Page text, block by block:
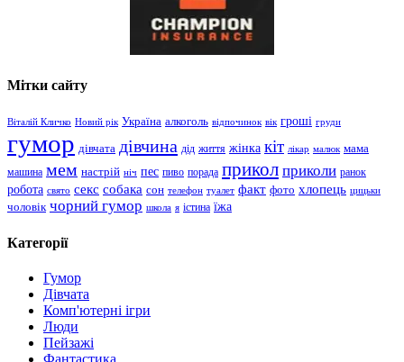
Мітки сайту
Віталій Кличко Новий рік Україна алкоголь відпочинок вік гроші груди
гумор дівчата дівчина дід життя жінка кіт лікар малюк мама
машина мем настрій ніч пес пиво порада прикол приколи ранок
робота свято секс собака сон телефон туалет факт фото хлопець цицьки
чоловік чорний гумор школа я істина їжа
Категорії
Гумор
Дівчата
Комп'ютерні ігри
Люди
Пейзажі
Фантастика